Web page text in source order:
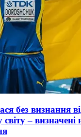
без визнання
світу –